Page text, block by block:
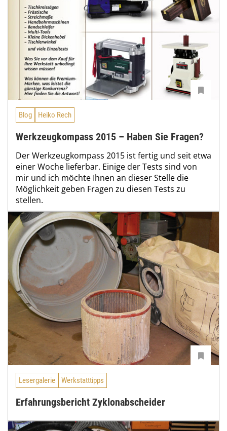
Blog Heiko Rech
Werkzeugkompass 2015 – Haben Sie Fragen?
Der Werkzeugkompass 2015 ist fertig und seit etwa
einer Woche lieferbar. Einige der Tests sind von
mir und ich möchte Ihnen an dieser Stelle die
Möglichkeit geben Fragen zu diesen Tests zu
stellen.
Lesergalerie Werkstatttipps
Erfahrungsbericht Zyklonabscheider